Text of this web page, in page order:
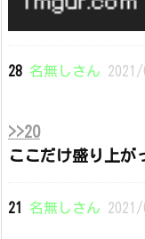
28 名無しさん
>>20
ここだけ盛り上が
21 名無しさん